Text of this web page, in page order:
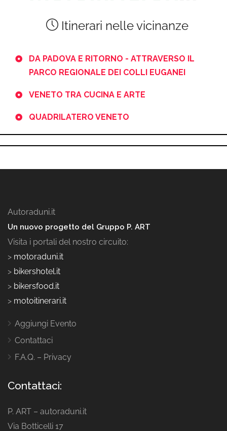
Itinerari nelle vicinanze
DA PADOVA E RITORNO - ATTRAVERSO IL
PARCO REGIONALE DEI COLLI EUGANEI
VENETO TRA CUCINA E ARTE
QUADRILATERO VENETO
Autoraduni.it
Un nuovo progetto del Gruppo P. ART
Visita i portali del nostro circuito:
> motoraduni.it
> bikershotel.it
> bikersfood.it
> motoitinerari.it
Aggiungi Evento
Contattaci
F.A.Q. – Privacy
Contattaci:
P. ART – autoraduni.it
Via Botticelli 17